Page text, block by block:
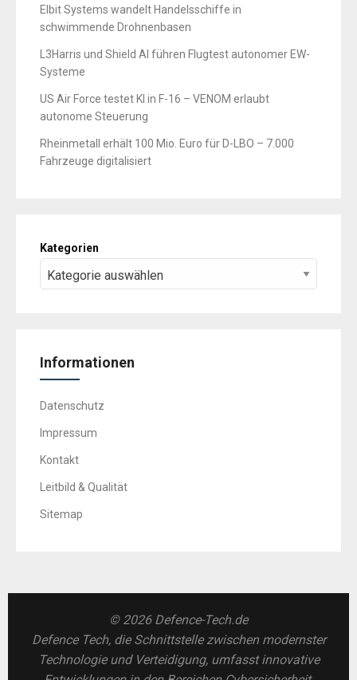
Elbit Systems wandelt Handelsschiffe in
schwimmende Drohnenbasen
L3Harris und Shield AI führen Flugtest autonomer EW-
Systeme
US Air Force testet KI in F-16 – VENOM erlaubt
autonome Steuerung
Rheinmetall erhält 100 Mio. Euro für D-LBO – 7.000
Fahrzeuge digitalisiert
Kategorien
Informationen
Datenschutz
Impressum
Kontakt
Leitbild & Qualität
Sitemap
© 2026 Defence-Tech.de
Defence Tech, die Schnittstelle zwischen modernster
Technologie und Verteidigung, umfasst innovative